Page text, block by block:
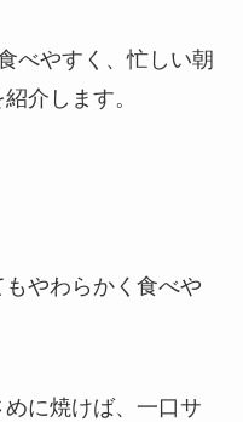
べやすく、忙しい朝
介します。
やわらかく食べや
に焼けば、一口サ